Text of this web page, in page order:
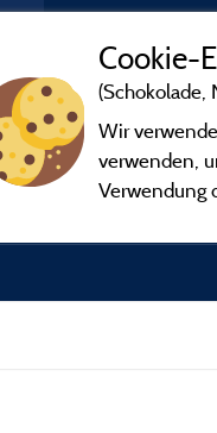
Cookie-
(Schokolade,
Wir
verwenden,
Verwendung